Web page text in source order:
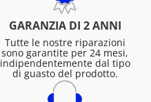
GARANZIA DI 2 ANNI
Tutte le nostre riparazioni
sono garantite per 24 mesi,
indipendentemente dal tipo
di guasto del prodotto.